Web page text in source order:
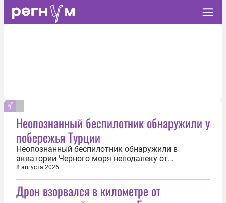
Неопознанный беспилотник обнаружили у
побережья Турции
Неопознанный беспилотник обнаружили в
акватории Черного моря неподалеку от
побережья турецкой провинции Сакарья. Об этом
8 августа сообщил телеканал NTV. По данным
телеканала, БПЛА заметили сотрудники
спасательной службы в районе Кожаали, когда
8 августа 2026
Дрон взорвался в километре от